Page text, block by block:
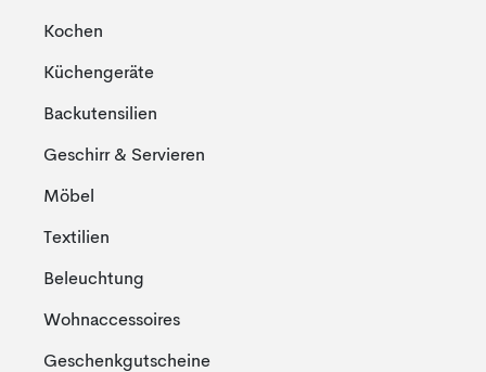
Kochen
Küchengeräte
Backutensilien
Geschirr & Servieren
Möbel
Textilien
Beleuchtung
Wohnaccessoires
Geschenkgutscheine